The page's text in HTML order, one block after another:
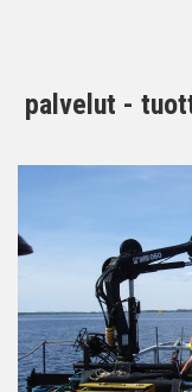
palvelut -